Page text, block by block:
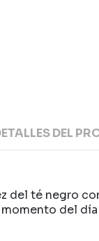
DEL
té negro
del